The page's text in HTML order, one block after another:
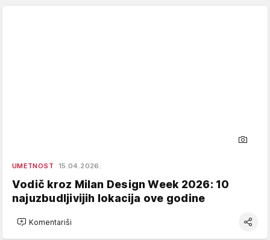
UMETNOST 15.04.2026.
Vodič kroz Milan Design Week 2026: 10
najuzbudljivijih lokacija ove godine
Komentariši